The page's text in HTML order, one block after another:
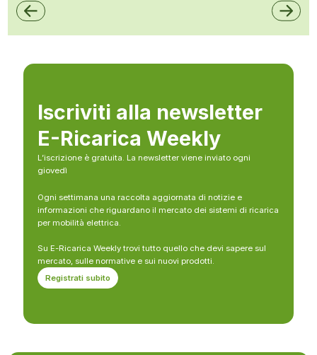
Iscriviti alla newsletter
E-Ricarica Weekly
L’iscrizione è gratuita. La newsletter viene inviato ogni
giovedì
Ogni settimana una raccolta aggiornata di notizie e
informazioni che riguardano il mercato dei sistemi di ricarica
per mobilità elettrica.
Su E-Ricarica Weekly trovi tutto quello che devi sapere sul
mercato, sulle normative e sui nuovi prodotti.
Registrati subito